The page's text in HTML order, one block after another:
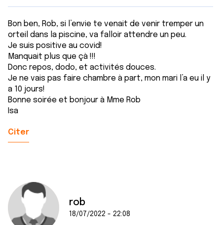
Bon ben, Rob, si l’envie te venait de venir tremper un
orteil dans la piscine, va falloir attendre un peu.
Je suis positive au covid!
Manquait plus que çà !!!
Donc repos, dodo, et activités douces.
Je ne vais pas faire chambre à part, mon mari l’a eu il y
a 10 jours!
Bonne soirée et bonjour à Mme Rob
Isa
Citer
rob
18/07/2022 - 22:08